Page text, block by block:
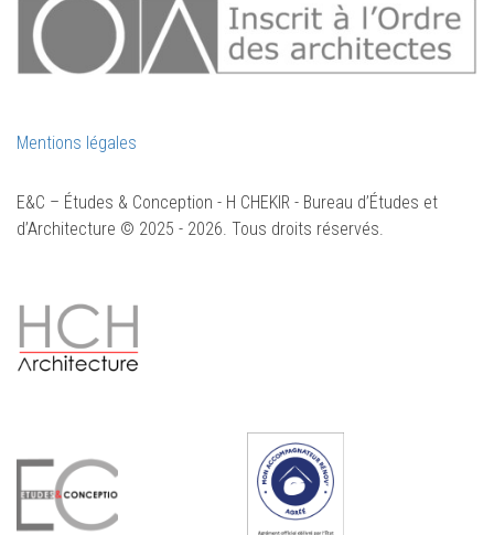
Mentions légales
E&C – Études & Conception - H CHEKIR - Bureau d’Études et
d’Architecture © 2025 - 2026. Tous droits réservés.